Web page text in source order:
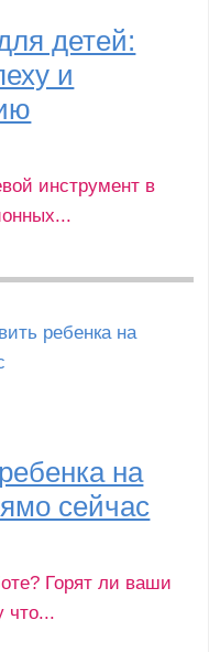
детей:
и
инструмент в
на
сейчас
Горят ли ваши
что...